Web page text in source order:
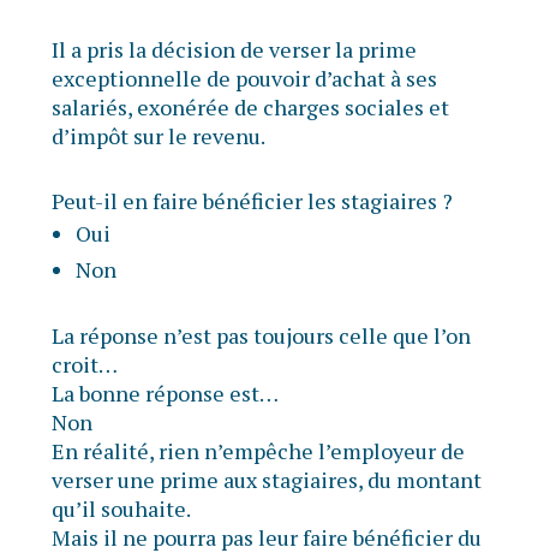
Il a pris la décision de verser la prime
exceptionnelle de pouvoir d’achat à ses
salariés, exonérée de charges sociales et
d’impôt sur le revenu.
Peut-il en faire bénéficier les stagiaires ?
Oui
Non
La réponse n’est pas toujours celle que l’on
croit…
La bonne réponse est…
Non
En réalité, rien n’empêche l’employeur de
verser une prime aux stagiaires, du montant
qu’il souhaite.
Mais il ne pourra pas leur faire bénéficier du